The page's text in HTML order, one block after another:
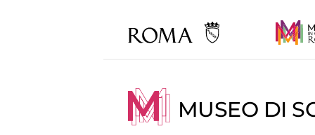
MUSEO DI